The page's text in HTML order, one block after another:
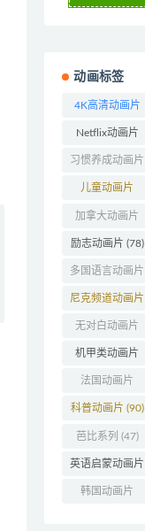
动画标签
4K高清动画片
(48)
Netflix动画片
(240)
习惯养成动画片
(74)
儿童动画片
(346)
加拿大动画片
(158)
励志动画片 (78)
多国语言动画片
(179)
尼克频道动画片
(83)
无对白动画片
(78)
机甲类动画片
(207)
法国动画片
(203)
科普动画片 (90)
芭比系列 (47)
英语启蒙动画片
(160)
韩国动画片